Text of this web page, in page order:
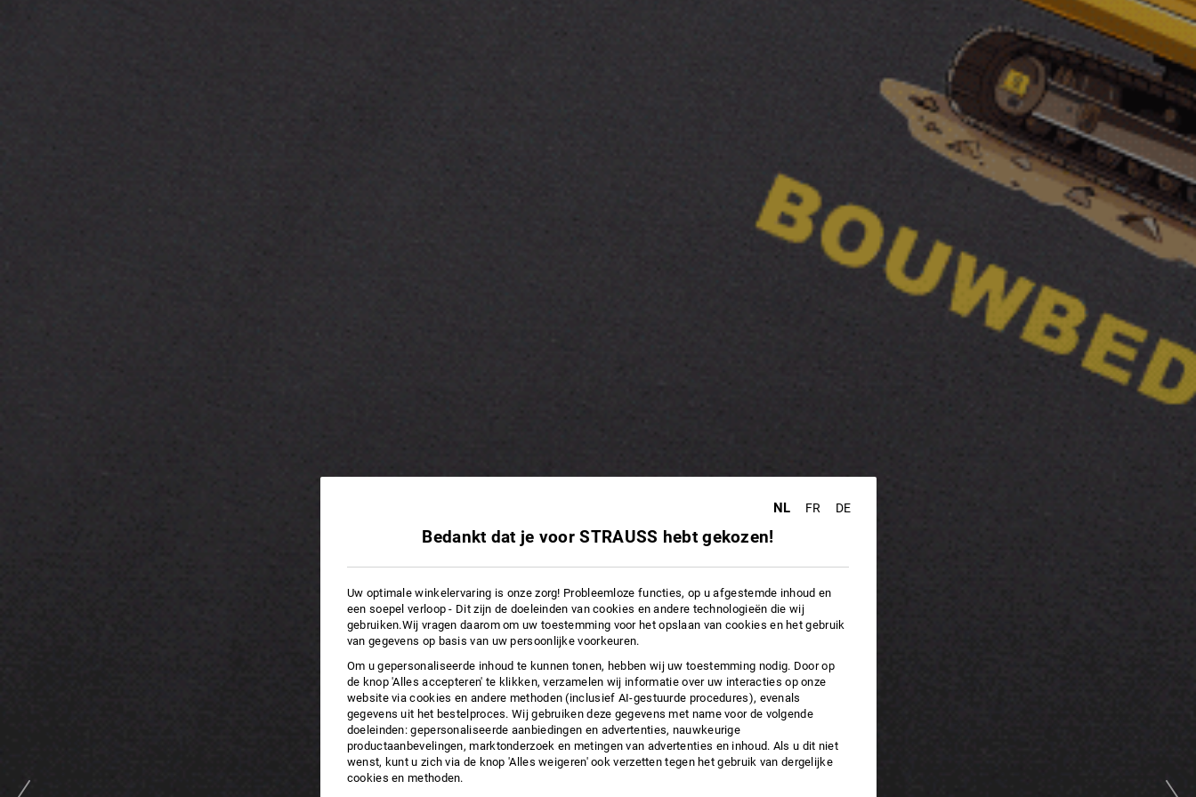
NL FR DE
Bedankt dat je voor STRAUSS hebt gekozen!
Uw optimale winkelervaring is onze zorg! Probleemloze functies, op u afgestemde inhoud en
een soepel verloop - Dit zijn de doeleinden van cookies en andere technologieën die wij
gebruiken.Wij vragen daarom om uw toestemming voor het opslaan van cookies en het gebruik
van gegevens op basis van uw persoonlijke voorkeuren.
Om u gepersonaliseerde inhoud te kunnen tonen, hebben wij uw toestemming nodig. Door op
de knop 'Alles accepteren' te klikken, verzamelen wij informatie over uw interacties op onze
website via cookies en andere methoden (inclusief AI-gestuurde procedures), evenals
gegevens uit het bestelproces. Wij gebruiken deze gegevens met name voor de volgende
doeleinden: gepersonaliseerde aanbiedingen en advertenties, nauwkeurige
productaanbevelingen, marktonderzoek en metingen van advertenties en inhoud. Als u dit niet
wenst, kunt u zich via de knop 'Alles weigeren' ook verzetten tegen het gebruik van dergelijke
cookies en methoden.